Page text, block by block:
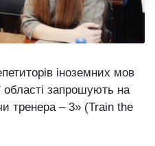
іноземних мов
області запрошують на
тренера – 3» (Train the